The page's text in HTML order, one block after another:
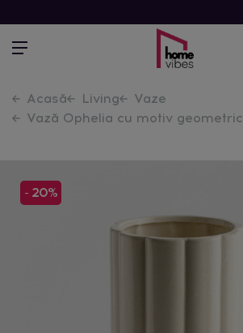
Acasă Living
Vaze
Vază Ophelia cu motiv geometric
- 20%